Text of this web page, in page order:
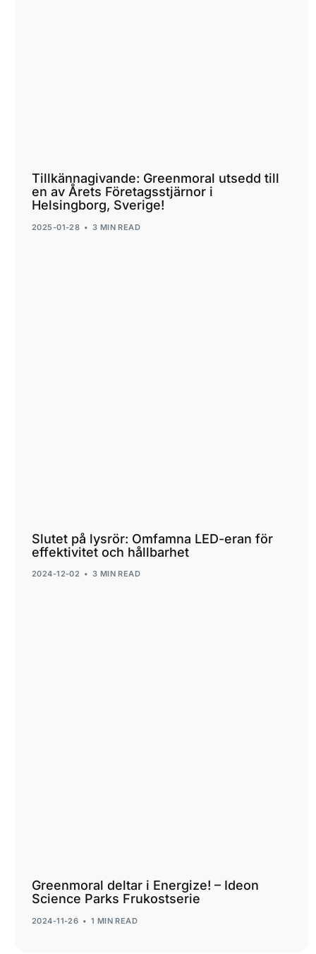
Tillkännagivande: Greenmoral utsedd till
en av Årets Företagsstjärnor i
Helsingborg, Sverige!
2025-01-28 3 MIN READ
Slutet på lysrör: Omfamna LED-eran för
effektivitet och hållbarhet
2024-12-02 3 MIN READ
Greenmoral deltar i Energize! – Ideon
Science Parks Frukostserie
2024-11-26 1 MIN READ